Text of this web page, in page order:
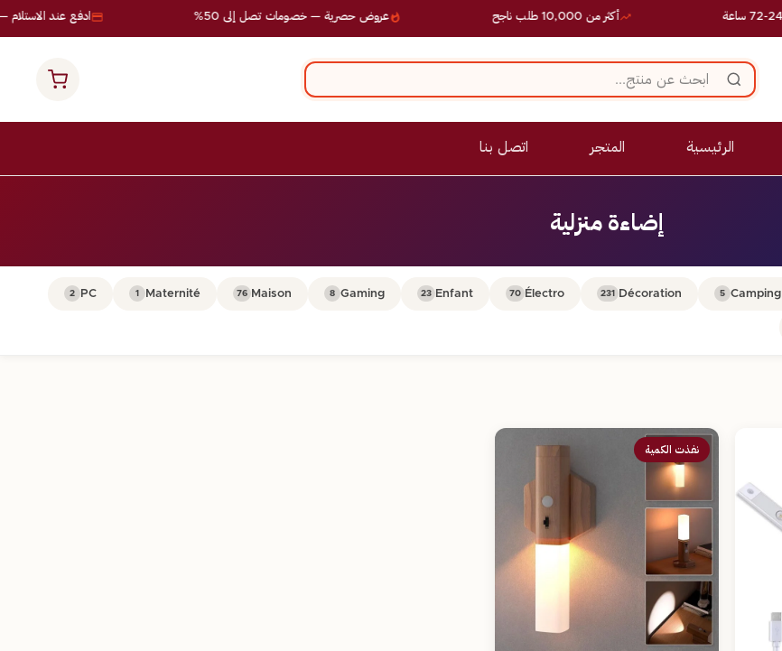
ادفع عند الاستلام — عروض حصرية — خصومات تصل إلى 50% أكثر من 10,000 طلب ناجح
الرئيسية المتجر اتصل بنا
إضاءة منزلية
Camping
5
Décoration
231
Électro
70
Enfant
23
Gaming
8
Maison
76
Maternité
1
PC
2
نفذت الكمية